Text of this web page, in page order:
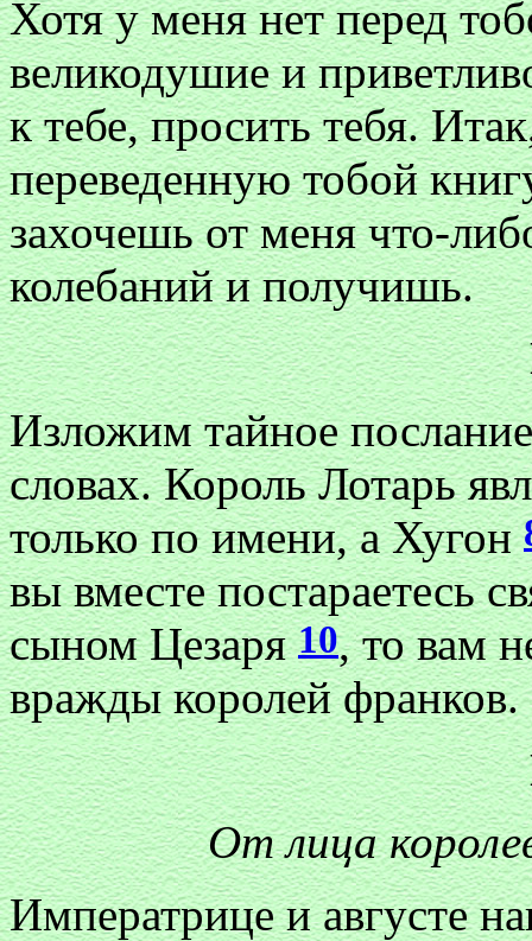
Хотя у меня нет перед
великодушие и
к тебе, просить тебя.
переведенную тобой
захочешь от меня что-
колебаний и получишь.
Изложим тайное
словах. Король Лотарь
только по имени, а Хугон
вы вместе постараетесь
сыном Цезаря10, то вам
вражды королей франков.
От лица
Императрице и августе